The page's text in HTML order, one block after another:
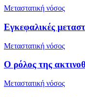
Μεταστατική νόσος
Εγκεφαλικές
Μεταστατική νόσος
Ο ρόλος της
Μεταστατική νόσος